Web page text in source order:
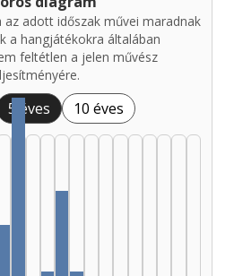
adott időszak művei maradnak
a hangjátékokra általában
feltétlen a jelen művész
5 éves 10 éves